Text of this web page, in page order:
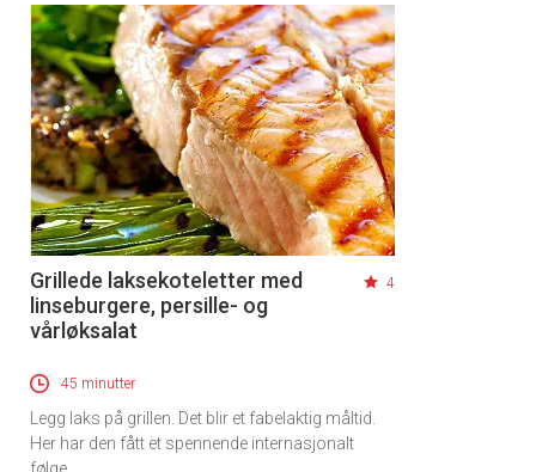
Grillede laksekoteletter med
linseburgere, persille- og
vårløksalat
4
45 minutter
Legg laks på grillen. Det blir et fabelaktig måltid.
Her har den fått et spennende internasjonalt